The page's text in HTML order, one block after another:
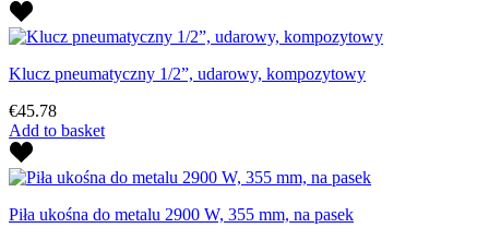
Klucz pneumatyczny 1/2”, udarowy, kompozytowy
€45.78
Add to basket
Piła ukośna do metalu 2900 W, 355 mm, na pasek